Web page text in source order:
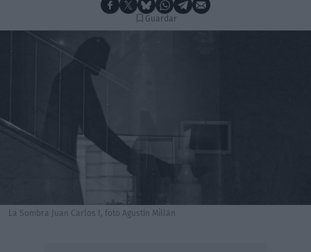
Guardar
La Sombra Juan Carlos I, foto Agustín Millán